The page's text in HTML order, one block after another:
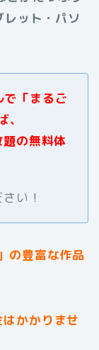
ット・パソ
「まるご
の無料体
い！
の豊富な作品
かかりませ